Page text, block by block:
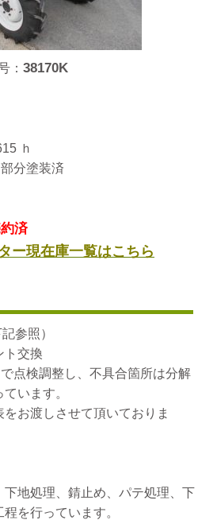
： 38170K
ｈ
分塗装済
済
ー現在庫一覧はこちら
参照）
ト交換
点検調整し、不具合箇所は分解
います。
をお渡しさせて頂いておりま
下地処理、錆止め、パテ処理、下
を行っています。